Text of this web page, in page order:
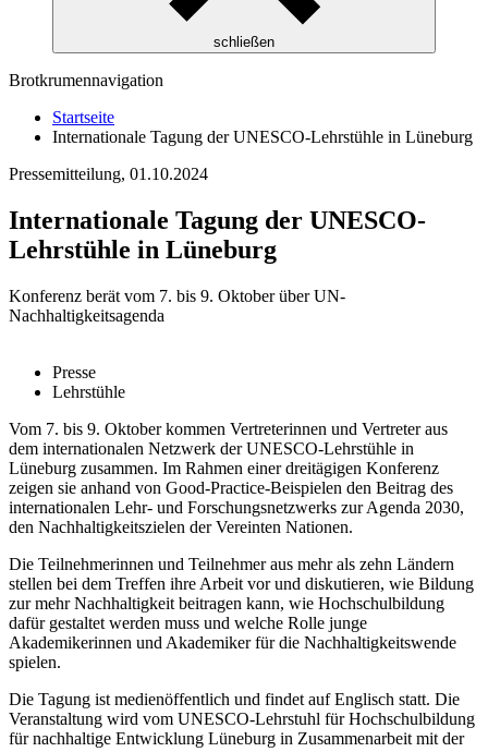
schließen
Brotkrumennavigation
Startseite
Internationale Tagung der UNESCO-Lehrstühle in Lüneburg
Pressemitteilung, 01.10.2024
Internationale Tagung der UNESCO-
Lehrstühle in Lüneburg
Konferenz berät vom 7. bis 9. Oktober über UN-
Nachhaltigkeitsagenda
Presse
Lehrstühle
Vom 7. bis 9. Oktober kommen Vertreterinnen und Vertreter aus
dem internationalen Netzwerk der UNESCO-Lehrstühle in
Lüneburg zusammen. Im Rahmen einer dreitägigen Konferenz
zeigen sie anhand von Good-Practice-Beispielen den Beitrag des
internationalen Lehr- und Forschungsnetzwerks zur Agenda 2030,
den Nachhaltigkeitszielen der Vereinten Nationen.
Die Teilnehmerinnen und Teilnehmer aus mehr als zehn Ländern
stellen bei dem Treffen ihre Arbeit vor und diskutieren, wie Bildung
zur mehr Nachhaltigkeit beitragen kann, wie Hochschulbildung
dafür gestaltet werden muss und welche Rolle junge
Akademikerinnen und Akademiker für die Nachhaltigkeitswende
spielen.
Die Tagung ist medienöffentlich und findet auf Englisch statt. Die
Veranstaltung wird vom UNESCO-Lehrstuhl für Hochschulbildung
für nachhaltige Entwicklung Lüneburg in Zusammenarbeit mit der